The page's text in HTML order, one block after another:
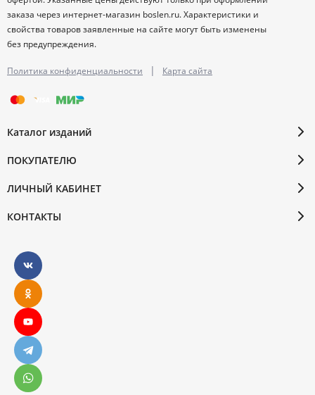
заказа через интернет-магазин boslen.ru. Характеристики и
свойства товаров заявленные на сайте могут быть изменены
без предупреждения.
Политика конфиденциальности | Карта сайта
Каталог изданий
ПОКУПАТЕЛЮ
ЛИЧНЫЙ КАБИНЕТ
КОНТАКТЫ